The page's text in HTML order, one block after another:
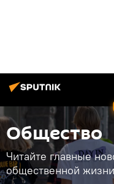
Общество
Читайте главные
общественной